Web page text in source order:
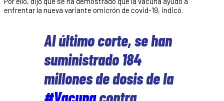
enfrentar la nueva variante omicrón de covid-19, indicó.
Al último corte, se han
suministrado 184
millones de dosis de la
#Vacunacontra